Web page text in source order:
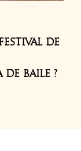
de
baile ?